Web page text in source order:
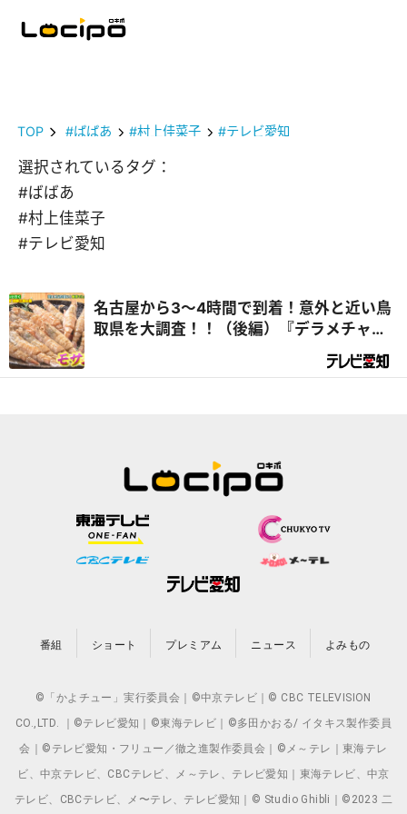
TOP #ばばあ #村上佳菜子 #テレビ愛知
選択されているタグ：
#ばばあ
#村上佳菜子
#テレビ愛知
名古屋から3～4時間で到着！意外と近い鳥
取県を大調査！！（後編）『デラメチャ気
番組 ショート プレミアム ニュース よみもの
©「かよチュー」実行委員会｜©中京テレビ｜© CBC TELEVISION
CO.,LTD. ｜©テレビ愛知｜©東海テレビ｜©多田かおる/ イタキス製作委員
会｜©テレビ愛知・フリュー／徹之進製作委員会｜©メ～テレ｜東海テレ
ビ、中京テレビ、CBCテレビ、メ～テレ、テレビ愛知｜東海テレビ、中京
テレビ、CBCテレビ、メ〜テレ、テレビ愛知｜© Studio Ghibli｜©2023 二